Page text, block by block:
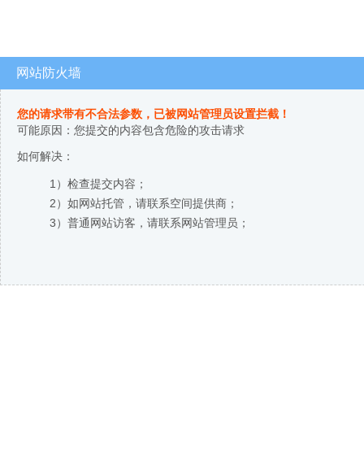
网站防火墙
您的请求带有不合法参数，已被网站管理员设置拦截！
可能原因：您提交的内容包含危险的攻击请求
如何解决：
1）检查提交内容；
2）如网站托管，请联系空间提供商；
3）普通网站访客，请联系网站管理员；